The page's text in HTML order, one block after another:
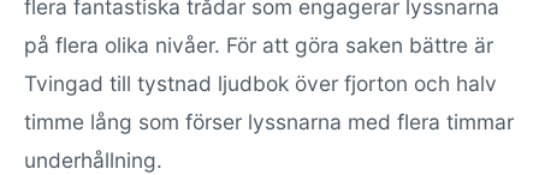
flera fantastiska trådar som engagerar lyssnarna
på flera olika nivåer. För att göra saken bättre är
Tvingad till tystnad ljudbok över fjorton och halv
timme lång som förser lyssnarna med flera timmar
underhållning.